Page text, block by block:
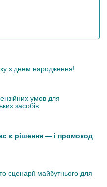
з днем народження!
умов для
засобів
є рішення — і промокод
сценарії майбутнього для